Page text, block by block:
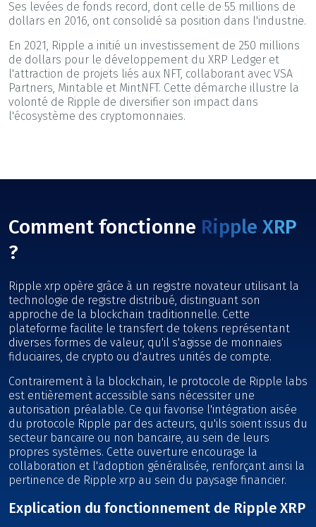
Ses levées de fonds record, dont celle de 55 millions de
dollars en 2016, ont consolidé sa position dans l'industrie.
En 2021, Ripple a initié un investissement de 250 millions
de dollars pour le développement du XRP Ledger et
l'attraction de projets liés aux NFT, collaborant avec VSA
Partners, Mintable et MintNFT. Cette démarche illustre la
volonté de Ripple de diversifier son impact dans
l'écosystème des cryptomonnaies.
Comment fonctionne Ripple XRP
?
Ripple xrp opère grâce à un registre novateur utilisant la
technologie de registre distribué, distinguant son
approche de la blockchain traditionnelle. Cette
plateforme facilite le transfert de tokens représentant
diverses formes de valeur, qu'il s'agisse de monnaies
fiduciaires, de crypto ou d'autres unités de compte.
Contrairement à la blockchain, le protocole de Ripple labs
est entièrement accessible sans nécessiter une
autorisation préalable. Ce qui favorise l'intégration aisée
du protocole Ripple par des acteurs, qu'ils soient issus du
secteur bancaire ou non bancaire, au sein de leurs
propres systèmes. Cette ouverture encourage la
collaboration et l'adoption généralisée, renforçant ainsi la
pertinence de Ripple xrp au sein du paysage financier.
Explication du fonctionnement de Ripple XRP